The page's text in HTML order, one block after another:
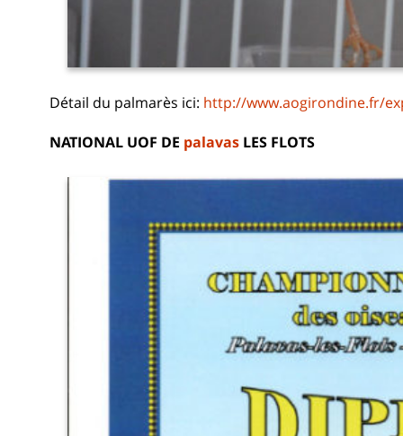
Détail du palmarès ici: http://www.aogirondine.fr/
NATIONAL UOF DE palavas LES FLOTS